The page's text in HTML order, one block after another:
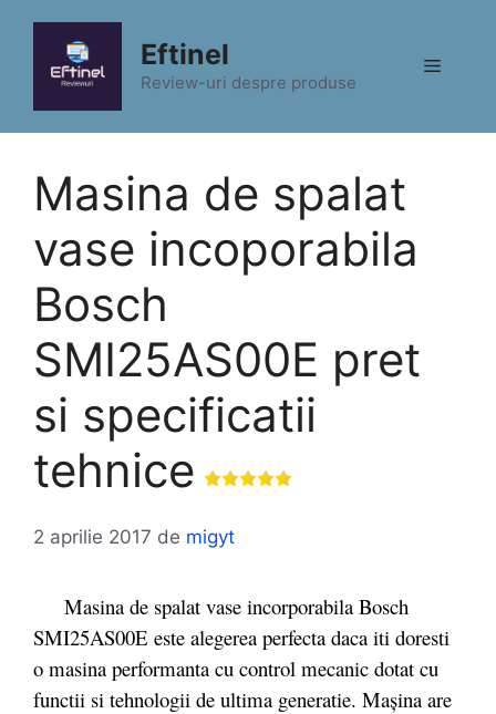
conținut
Eftinel
Review-uri despre produse
Meniu
Masina de spalat
vase incoporabila
Bosch
SMI25AS00E pret
si specificatii
tehnice
2 aprilie 2017 de migyt
Masina de spalat vase incorporabila Bosch
SMI25AS00E este alegerea perfecta daca iti doresti
o masina performanta cu control mecanic dotat cu
functii si tehnologii de ultima generatie. Mașina are